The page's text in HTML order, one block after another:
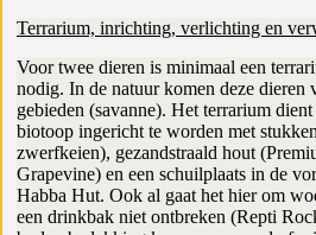
Terrarium, inrichting, verlichting en
Voor twee dieren is minimaal een
nodig. In de natuur komen deze
gebieden (savanne). Het terrarium
biotoop ingericht te worden met
zwerfkeien), gezandstraald hout
Grapevine) en een schuilplaats in de
Habba Hut. Ook al gaat het hier om
een drinkbak niet ontbreken (Repti